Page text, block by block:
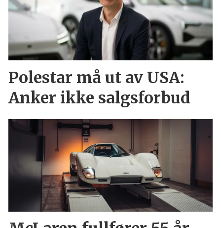
Polestar må ut av USA:
Anker ikke salgsforbud